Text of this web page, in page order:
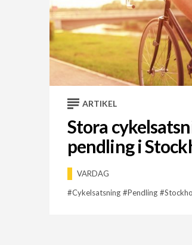
ARTIKEL
Stora
pendling i
VARDAG
Cykelsatsning
Pendling